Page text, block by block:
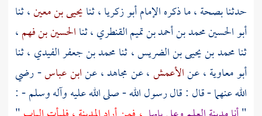
حدثنا بصحة ، ما ذكره الإمامأبو زكريا، ثنايحيى بن معين، ثنا
أبو الحسين محمد بن أحمد بن تميم القنطري، ثناالحسين بن فهم،
ثنامحمد بن يحيى بن الضريس، ثنامحمد بن جعفر الفيدي ، ثنا
أبو معاوية، عنالأعمش، عنمجاهد، عنابن عباس- رضي
الله عنهما - قال : قال رسول الله - صلى الله عليه وآله وسلم - :